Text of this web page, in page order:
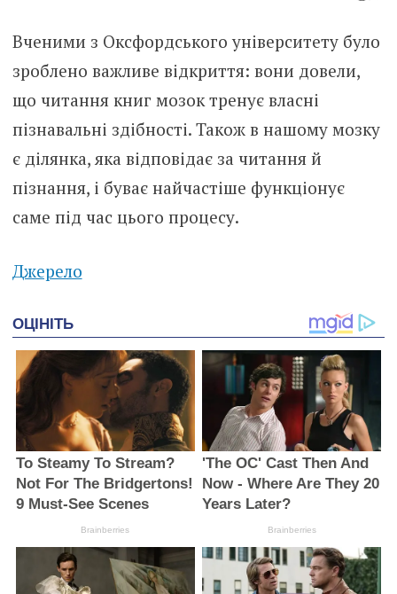
Вченими з Оксфордського університету було
зроблено важливе відкриття: вони довели,
що читання книг мозок тренує власні
пізнавальні здібності. Також в нашому мозку
є ділянка, яка відповідає за читання й
пізнання, і буває найчастіше функціонує
саме під час цього процесу.
Джерело